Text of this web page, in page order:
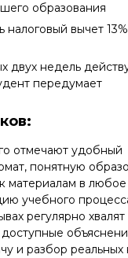
образования
вычет
двух недель
передумает
отмечают удобный
понятную
материалам в
учебного
регулярно хвалят
и разбор реальных